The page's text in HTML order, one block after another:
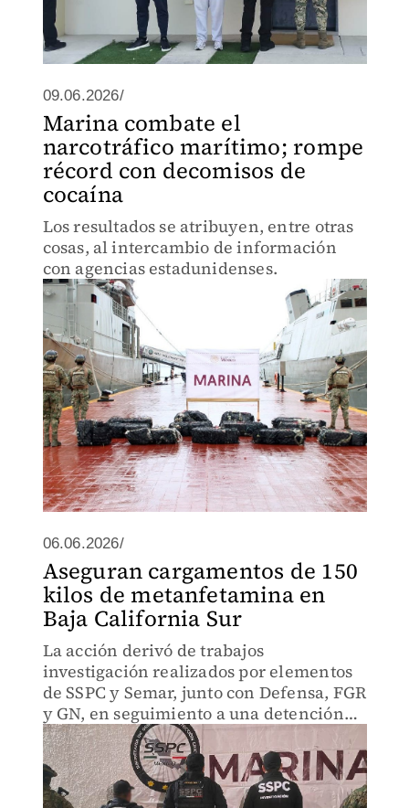
09.06.2026/
Marina combate el
narcotráfico marítimo; rompe
récord con decomisos de
cocaína
Los resultados se atribuyen, entre otras
cosas, al intercambio de información
con agencias estadunidenses.
06.06.2026/
Aseguran cargamentos de 150
kilos de metanfetamina en
Baja California Sur
La acción derivó de trabajos
investigación realizados por elementos
de SSPC y Semar, junto con Defensa, FGR
y GN, en seguimiento a una detención
previa de sustancias ilegales.